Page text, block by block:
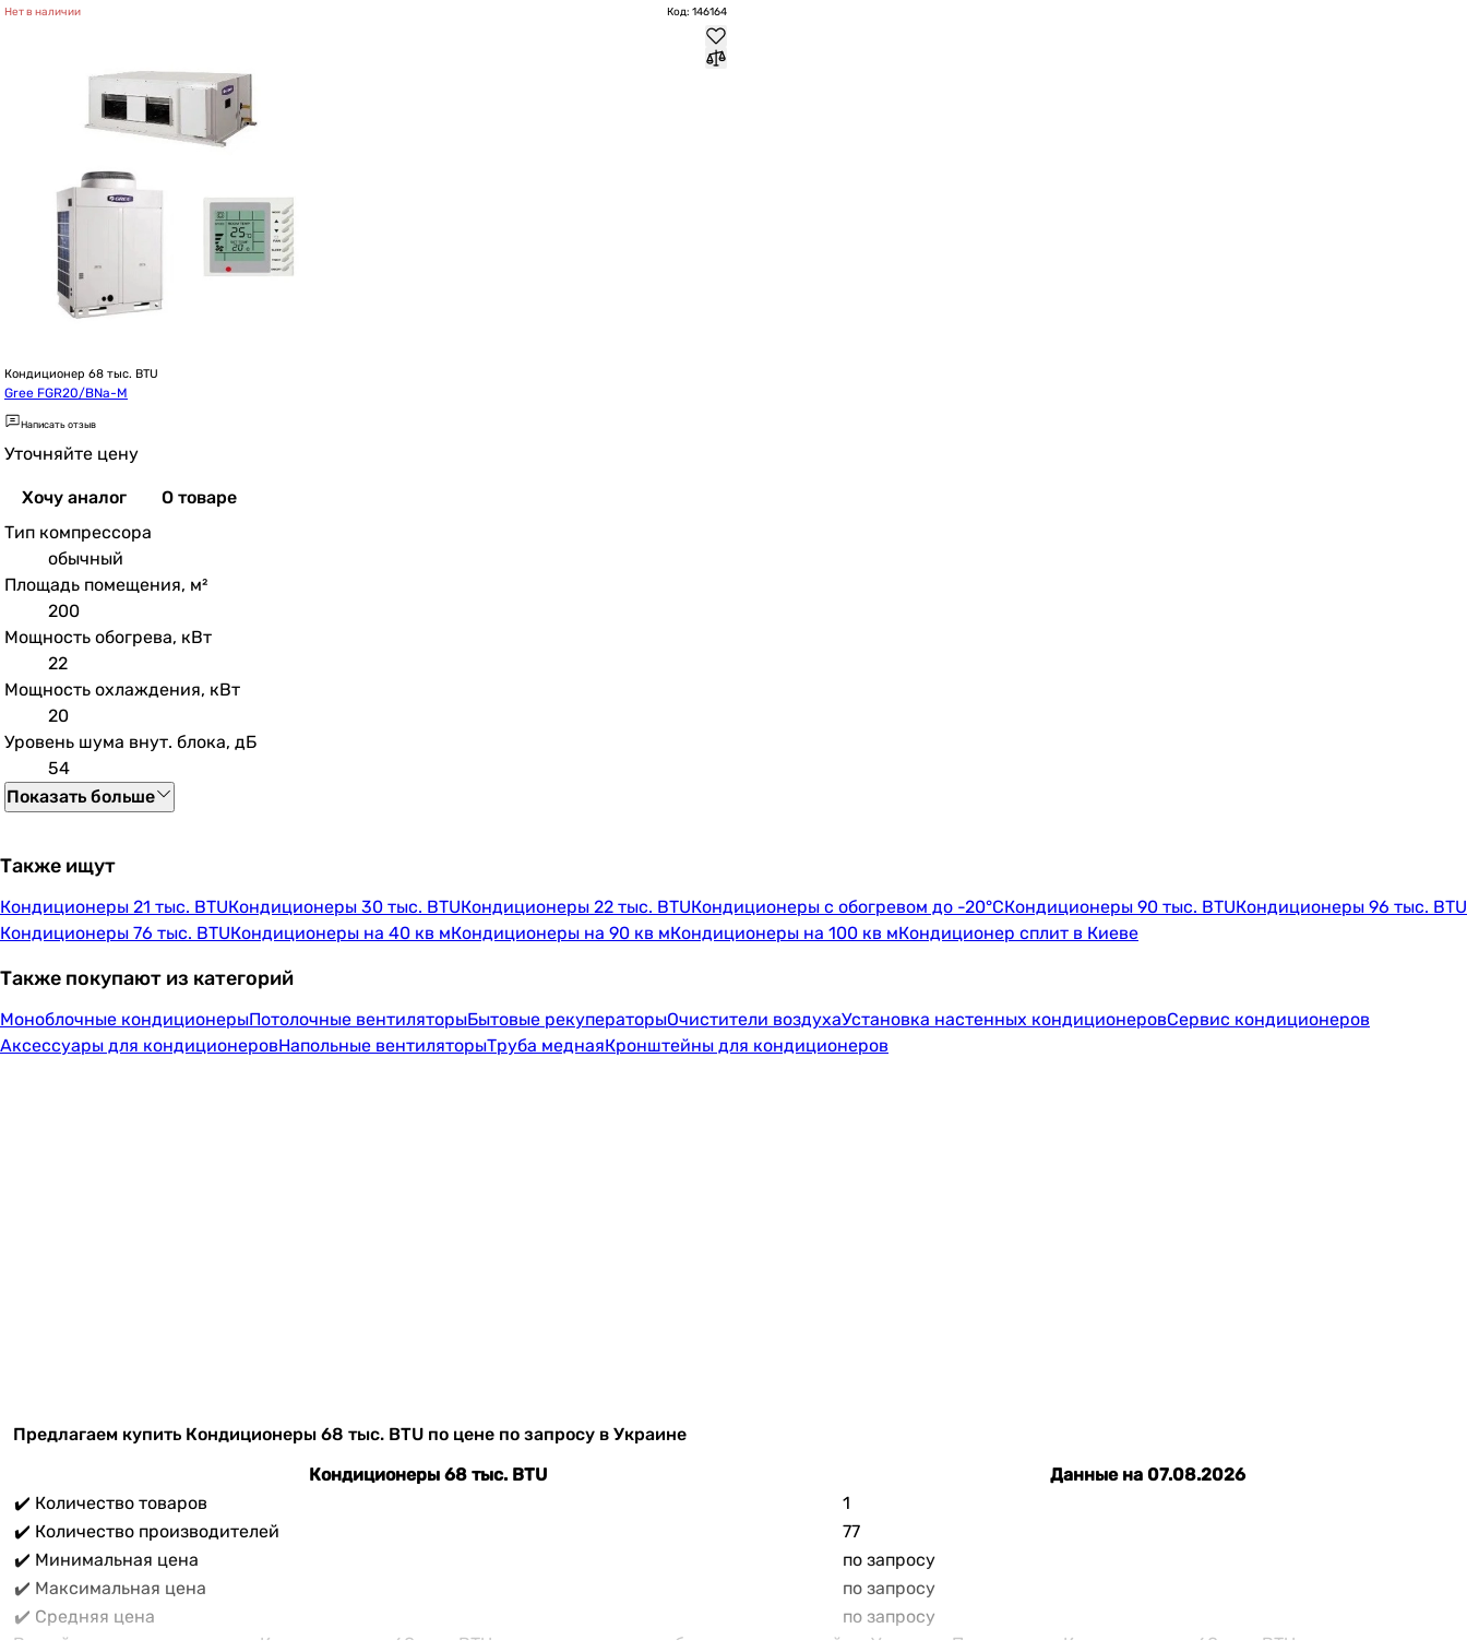
Нет в наличии Код: 146164
Кондиционер 68 тыс. BTU
Gree FGR20/BNa-M
Написать отзыв
Уточняйте цену
Хочу аналог
О товаре
Тип компрессора
обычный
Площадь помещения, м²
200
Мощность обогрева, кВт
22
Мощность охлаждения, кВт
20
Уровень шума внут. блока, дБ
54
Показать больше
Также ищут
Кондиционеры 21 тыс. BTUКондиционеры 30 тыс. BTUКондиционеры 22 тыс. BTUКондиционеры с обогревом до -20°CКондиционеры 90 тыс. BTUКондиционеры 96 тыс. BTU
Кондиционеры 76 тыс. BTUКондиционеры на 40 кв мКондиционеры на 90 кв мКондиционеры на 100 кв мКондиционер сплит в Киеве
Также покупают из категорий
Моноблочные кондиционерыПотолочные вентиляторыБытовые рекуператорыОчистители воздухаУстановка настенных кондиционеровСервис кондиционеров
Аксессуары для кондиционеровНапольные вентиляторыТруба меднаяКронштейны для кондиционеров
Предлагаем купить Кондиционеры 68 тыс. BTU по цене по запросу в Украине
Кондиционеры 68 тыс. BTU
Данные на 07.08.2026
✔️ Количество товаров
1
✔️ Количество производителей
77
✔️ Минимальная цена
по запросу
✔️ Максимальная цена
по запросу
✔️ Средняя цена
по запросу
В прайс-каталоге vencon.ua Кондиционеры 68 тыс. BTU можно выгодно приобрести с доставкой по Украине. При покупке Кондиционеры 68 тыс. BTU в нашем